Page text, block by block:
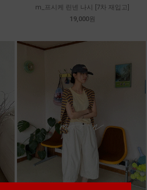
m_프시케 린넨 나시 [7차 재입고]
19,000원